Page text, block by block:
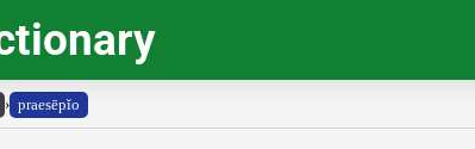
› praesēpĭo